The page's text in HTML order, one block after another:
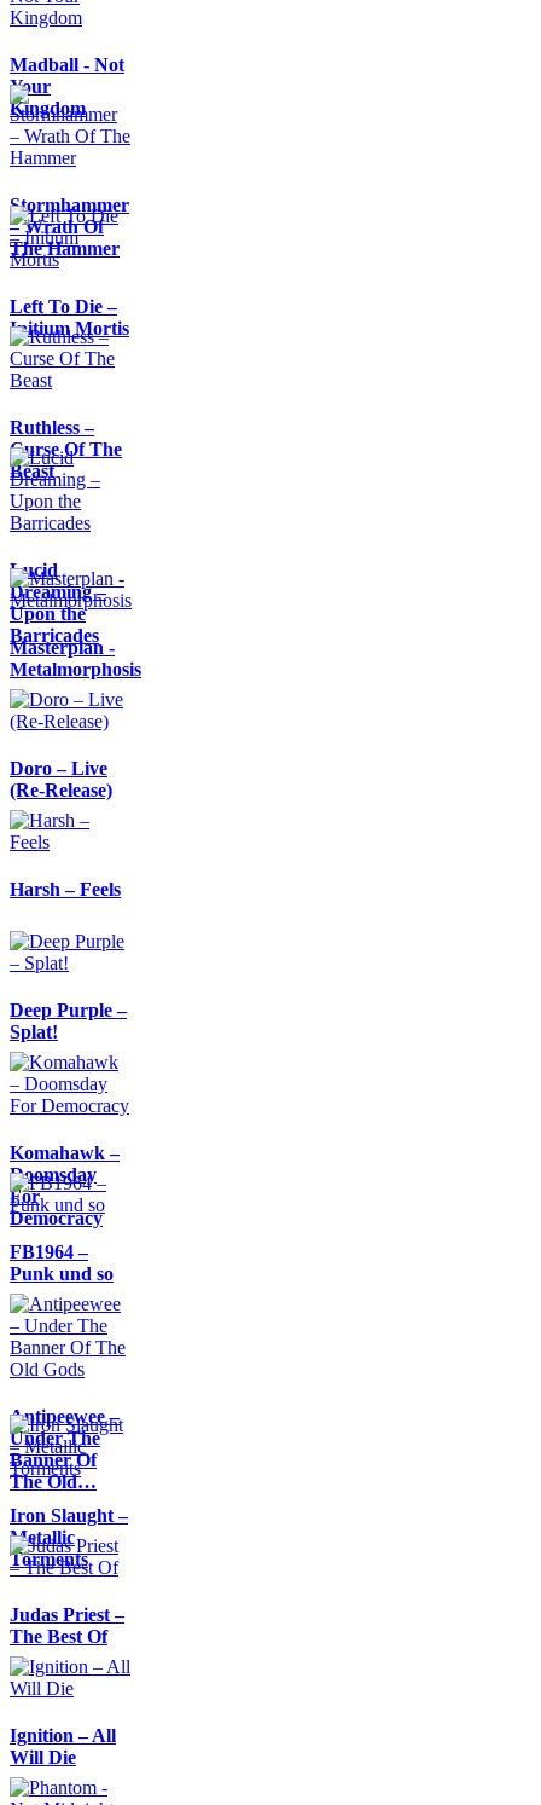
Madball - Not
Your
Kingdom
Stormhammer
– Wrath Of
The Hammer
Left To Die –
Initium Mortis
Ruthless –
Curse Of The
Beast
Lucid
Dreaming –
Upon the
Barricades
Masterplan -
Metalmorphosis
Doro – Live
(Re-Release)
Harsh – Feels
Deep Purple –
Splat!
Komahawk –
Doomsday
For
Democracy
FB1964 –
Punk und so
Antipeewee –
Under The
Banner Of
The Old…
Iron Slaught –
Metallic
Torments
Judas Priest –
The Best Of
Ignition – All
Will Die